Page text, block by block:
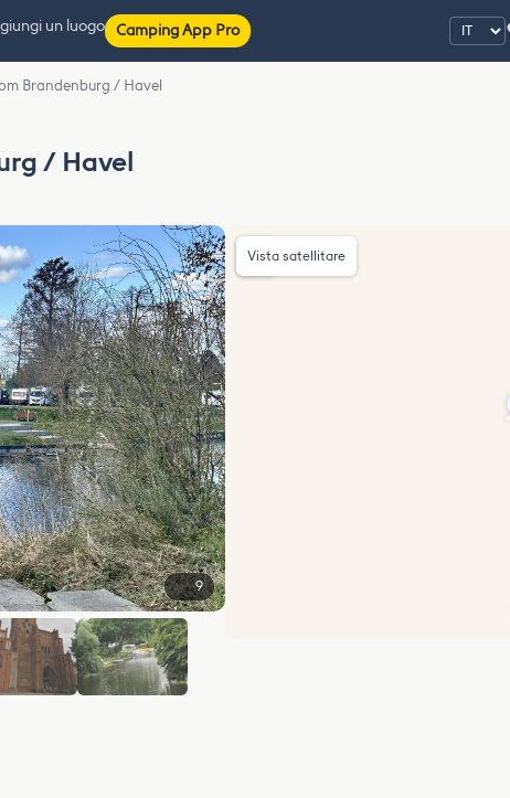
un luogo Camping App Pro
Brandenburg / Havel
/ Havel
9
Vista satellitare